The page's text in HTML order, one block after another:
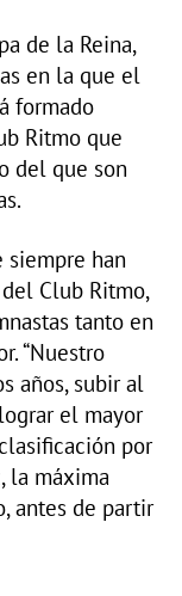
de la Reina,
en la que el
formado
Ritmo que
del que son
siempre han
Club Ritmo,
tanto en
“Nuestro
años, subir al
el mayor
por
la máxima
antes de partir